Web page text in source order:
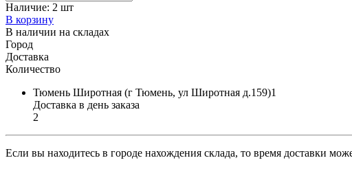
Наличие: 2 шт
В корзину
В наличии на складах
Город
Доставка
Количество
Тюмень Широтная (г Тюмень, ул Широтная д.159)1
Доставка в день заказа
2
Если вы находитесь в городе нахождения склада, то время доставки